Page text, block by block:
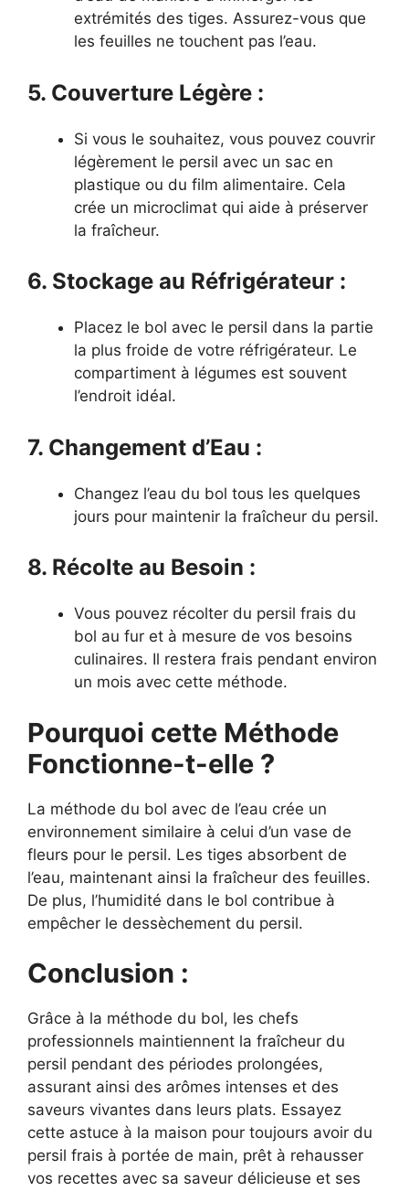
extrémités des tiges. Assurez-vous que
les feuilles ne touchent pas l’eau.
5. Couverture Légère :
Si vous le souhaitez, vous pouvez couvrir
légèrement le persil avec un sac en
plastique ou du film alimentaire. Cela
crée un microclimat qui aide à préserver
la fraîcheur.
6. Stockage au Réfrigérateur :
Placez le bol avec le persil dans la partie
la plus froide de votre réfrigérateur. Le
compartiment à légumes est souvent
l’endroit idéal.
7. Changement d’Eau :
Changez l’eau du bol tous les quelques
jours pour maintenir la fraîcheur du persil.
8. Récolte au Besoin :
Vous pouvez récolter du persil frais du
bol au fur et à mesure de vos besoins
culinaires. Il restera frais pendant environ
un mois avec cette méthode.
Pourquoi cette Méthode
Fonctionne-t-elle ?
La méthode du bol avec de l’eau crée un
environnement similaire à celui d’un vase de
fleurs pour le persil. Les tiges absorbent de
l’eau, maintenant ainsi la fraîcheur des feuilles.
De plus, l’humidité dans le bol contribue à
empêcher le dessèchement du persil.
Conclusion :
Grâce à la méthode du bol, les chefs
professionnels maintiennent la fraîcheur du
persil pendant des périodes prolongées,
assurant ainsi des arômes intenses et des
saveurs vivantes dans leurs plats. Essayez
cette astuce à la maison pour toujours avoir du
persil frais à portée de main, prêt à rehausser
vos recettes avec sa saveur délicieuse et ses